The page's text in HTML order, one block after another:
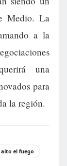
Medio. La
a la
una
para
la región.
alto el fuego